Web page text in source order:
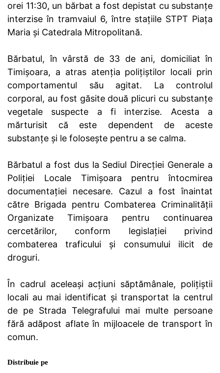
orei 11:30, un bărbat a fost depistat cu substanțe
interzise în tramvaiul 6, între stațiile STPT Piața
Maria și Catedrala Mitropolitană.
Bărbatul, în vârstă de 33 de ani, domiciliat în
Timișoara, a atras atenția polițiștilor locali prin
comportamentul său agitat. La controlul
corporal, au fost găsite două plicuri cu substanțe
vegetale suspecte a fi interzise. Acesta a
mărturisit că este dependent de aceste
substanțe și le folosește pentru a se calma.
Bărbatul a fost dus la Sediul Direcției Generale a
Poliției Locale Timișoara pentru întocmirea
documentației necesare. Cazul a fost înaintat
către Brigada pentru Combaterea Criminalității
Organizate Timișoara pentru continuarea
cercetărilor, conform legislației privind
combaterea traficului și consumului ilicit de
droguri.
În cadrul aceleași acțiuni săptămânale, polițiștii
locali au mai identificat și transportat la centrul
de pe Strada Telegrafului mai multe persoane
fără adăpost aflate în mijloacele de transport în
comun.
Distribuie pe